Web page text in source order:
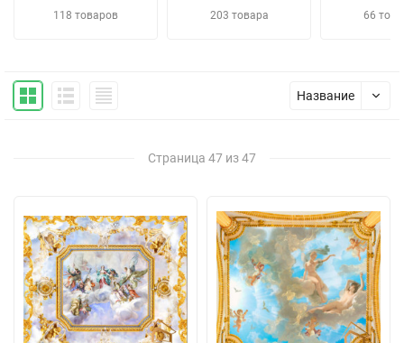
118 товаров 203 товара 66
Название
Страница 47 из 47